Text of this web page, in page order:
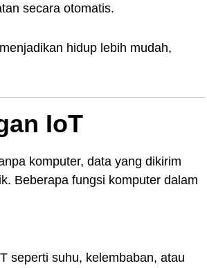
secara otomatis.
hidup lebih mudah,
IoT
komputer, data yang dikirim
Beberapa fungsi komputer dalam
seperti suhu, kelembaban, atau